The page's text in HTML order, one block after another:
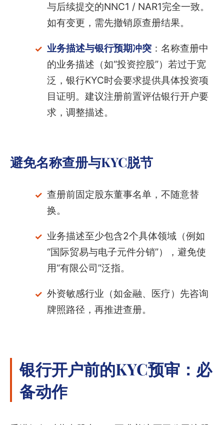
与后续提交的NNC1 / NAR1完全一致。
如有变更，需先撤销原查册结果。
业务描述与银行预期冲突：名称查册中
的业务描述（如“投资控股”）若过于宽
泛，银行KYC时会要求提供具体投资项
目证明。建议注册前置评估银行开户要
求，调整描述。
避免名称查册与KYC脱节
查册前固定股东董事名单，不随意替
换。
业务描述至少包含2个具体领域（例如
“国际贸易与电子元件分销”），避免使
用“有限公司”泛指。
外资敏感行业（如金融、医疗）先咨询
牌照路径，再推进查册。
银行开户前的KYC预审：必
备动作